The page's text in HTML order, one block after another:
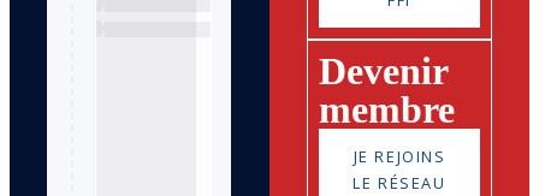
Devenir
membre
JE REJOINS
LE RÉSEAU